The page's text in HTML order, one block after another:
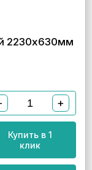
2230х630мм
+
Купить в 1
клик